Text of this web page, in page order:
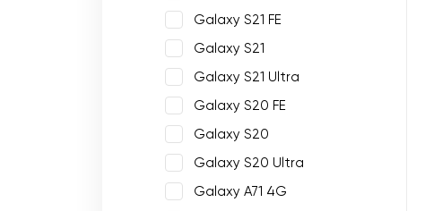
Galaxy S21 FE
Galaxy S21
Galaxy S21 Ultra
Galaxy S20 FE
Galaxy S20
Galaxy S20 Ultra
Galaxy A71 4G